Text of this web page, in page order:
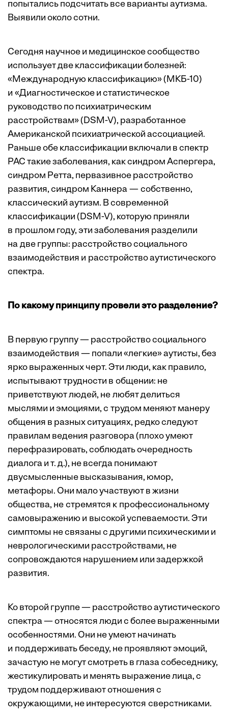
попытались подсчитать все варианты аутизма.
Выявили около сотни.
Сегодня научное и медицинское сообщество
использует две классификации болезней:
«Международную классификацию» (МКБ-10)
и «Диагностическое и статистическое
руководство по психиатрическим
расстройствам» (DSM-V), разработанное
Американской психиатрической ассоциацией.
Раньше обе классификации включали в спектр
РАС такие заболевания, как синдром Аспергера,
синдром Ретта, первазивное расстройство
развития, синдром Каннера — собственно,
классический аутизм. В современной
классификации (DSM-V), которую приняли
в прошлом году, эти заболевания разделили
на две группы: расстройство социального
взаимодействия и расстройство аутистического
спектра.
По какому принципу провели это разделение?
В первую группу — расстройство социального
взаимодействия — попали «легкие» аутисты, без
ярко выраженных черт. Эти люди, как правило,
испытывают трудности в общении: не
приветствуют людей, не любят делиться
мыслями и эмоциями, с трудом меняют манеру
общения в разных ситуациях, редко следуют
правилам ведения разговора (плохо умеют
перефразировать, соблюдать очередность
диалога и т. д.), не всегда понимают
двусмысленные высказывания, юмор,
метафоры. Они мало участвуют в жизни
общества, не стремятся к профессиональному
самовыражению и высокой успеваемости. Эти
симптомы не связаны с другими психическими и
неврологическими расстройствами, не
сопровождаются нарушением или задержкой
развития.
Ко второй группе — расстройство аутистического
спектра — относятся люди с более выраженными
особенностями. Они не умеют начинать
и поддерживать беседу, не проявляют эмоций,
зачастую не могут смотреть в глаза собеседнику,
жестикулировать и менять выражение лица, с
трудом поддерживают отношения с
окружающими, не интересуются сверстниками.